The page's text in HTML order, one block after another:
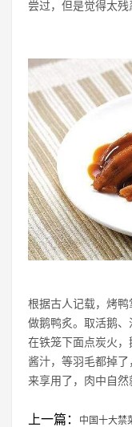
尝过，但是觉得太残
根据古人记载，烤
做鹅鸭炙。取活鹅、
在铁笼下面点炭火
酱汁，等羽毛都掉
来享用了，肉中自然
上一篇： 中国十大禁